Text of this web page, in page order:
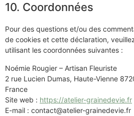
10. Coordonnées
Pour des questions et/ou des
de cookies et cette déclaration,
utilisant les coordonnées suivantes :
Noémie Rougier – Artisan Fleuriste
2 rue Lucien Dumas, Haute-Vienne
France
Site web : https://atelier-grainedevie.fr
E-mail : contact@atelier-grainedevie.fr